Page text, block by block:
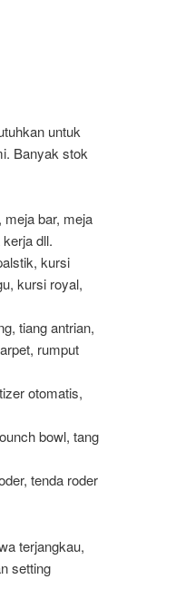
untuk
Banyak stok
bar, meja
dll.
kursi
kursi royal,
tiang antrian,
rumput
otomatis,
bowl, tang
tenda roder
terjangkau,
setting